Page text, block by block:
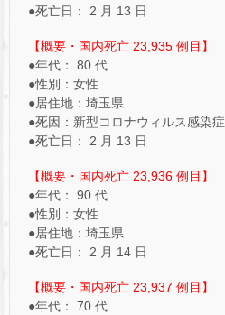
●死亡日： 2 月 13 日
【概要・国内死亡 23,935 例目】
●年代： 80 代
●性別：女性
●居住地：埼玉県
●死因：新型コロナウィルス感染症
●死亡日： 2 月 13 日
【概要・国内死亡 23,936 例目】
●年代： 90 代
●性別：女性
●居住地：埼玉県
●死亡日： 2 月 14 日
【概要・国内死亡 23,937 例目】
●年代： 70 代